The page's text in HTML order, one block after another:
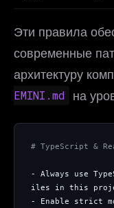
Эти правила
современные
архитектуру
EMINI.md
на
# TypeScript &
- Always use
iles in this
- Enable strict